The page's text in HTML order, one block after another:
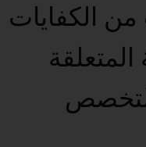
الكفايات
المتعلقة